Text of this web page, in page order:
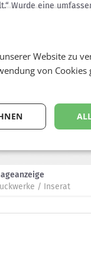
Wurde eine
und einem Direct-
/ Inserat
Website zu
von Cookies